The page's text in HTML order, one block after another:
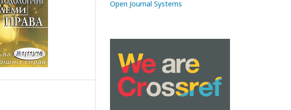
Open Journal Systems